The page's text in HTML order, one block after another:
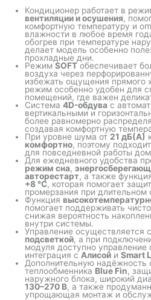
Кондиционер работает в
вентиляции и осушения,
комфортную температуру и
влажности в любое время
обогрев при температуре
делает модель особенно
прохладные дни.
РежимSOFTобеспечивает
воздуха через
избежать ощущения прямого
режим особенно удобен для
помещений, где важен
Система4D-обдува с
вертикальными и
более равномерно
создавая комфортную
При уровне шума от 21 дБ(А)
комфортно, поэтому
для повседневной работы
Для ежедневного удобства
режим сна,
авторестарт, а также
+8 °C, которая помогает
промерзания при длительном
Функция
помогает поддерживать
снижая вероятность
внутри системы.
Управление осуществляется
подсветкой, а при
модуля доступно управление
интеграция с Алисой иSmart
Дополнительную надёжность
теплообменника Blue Fin,
наружного блока, широкий
130–270 В, а также
упрощающая монтаж и